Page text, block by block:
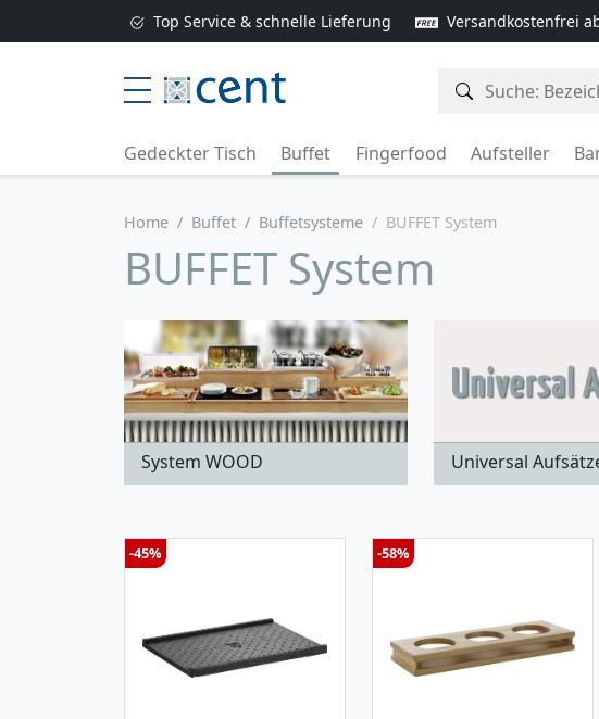
Top Service & schnelle Lieferung Versandkostenfrei
Gedeckter Tisch Buffet Fingerfood Aufsteller
Home Buffet Buffetsysteme BUFFET System
BUFFET System
System WOOD Universal
-45% -58%